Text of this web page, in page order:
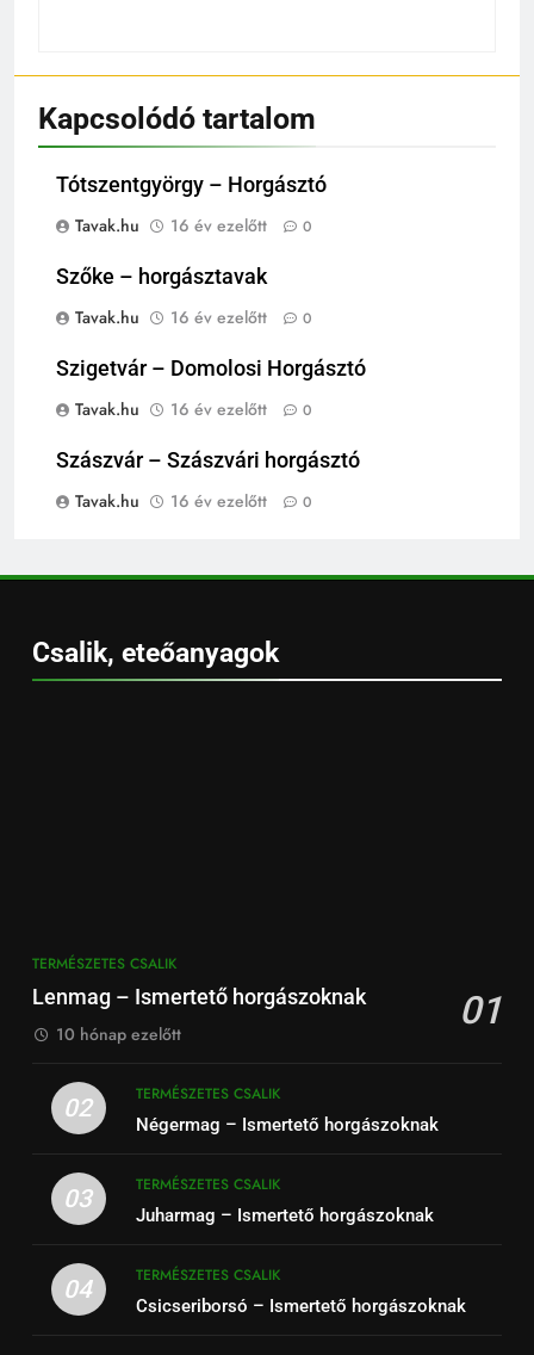
Kapcsolódó tartalom
Tótszentgyörgy – Horgásztó
Tavak.hu
16 év ezelőtt 0
Szőke – horgásztavak
Tavak.hu
16 év ezelőtt 0
Szigetvár – Domolosi Horgásztó
Tavak.hu
16 év ezelőtt 0
Szászvár – Szászvári horgásztó
Tavak.hu
16 év ezelőtt 0
Csalik, eteőanyagok
TERMÉSZETES CSALIK
Lenmag – Ismertető horgászoknak 01
10 hónap ezelőtt
02
TERMÉSZETES CSALIK
Négermag – Ismertető horgászoknak
03
TERMÉSZETES CSALIK
Juharmag – Ismertető horgászoknak
04
TERMÉSZETES CSALIK
Csicseriborsó – Ismertető horgászoknak